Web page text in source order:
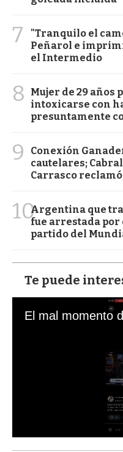
7
"Tranquilo el
Peñarol e
el Intermedio
8
Mujer de 29 años
intoxicarse con
presuntamente
9
Conexión
cautelares;
Carrasco
10Argentina que
fue arrestada por
partido del
Te puede